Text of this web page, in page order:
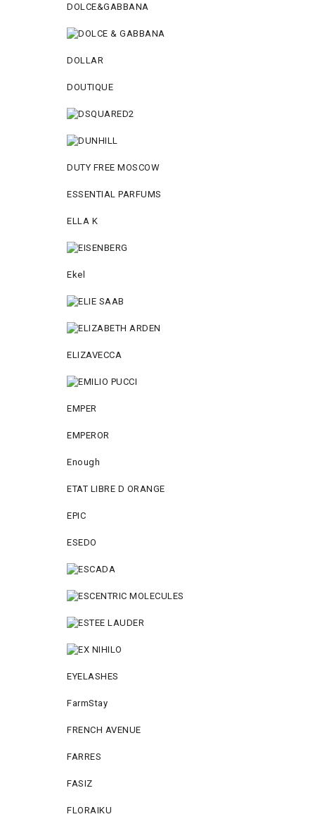
DOLCE&GABBANA
DOLLAR
DOUTIQUE
DUTY FREE MOSCOW
ESSENTIAL PARFUMS
ELLA K
Ekel
ELIZAVECCA
EMPER
EMPEROR
Enough
ETAT LIBRE D ORANGE
EPIC
ESEDO
EYELASHES
FarmStay
FRENCH AVENUE
FARRES
FASIZ
FLORAIKU